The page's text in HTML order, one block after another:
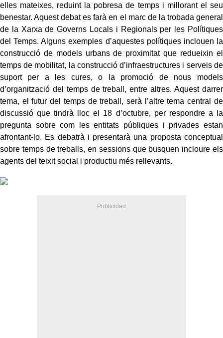
elles mateixes, reduint la pobresa de temps i millorant el seu
benestar. Aquest debat es farà en el marc de la trobada general
de la Xarxa de Governs Locals i Regionals per les Polítiques
del Temps. Alguns exemples d’aquestes polítiques inclouen la
construcció de models urbans de proximitat que redueixin el
temps de mobilitat, la construcció d’infraestructures i serveis de
suport per a les cures, o la promoció de nous models
d’organització del temps de treball, entre altres. Aquest darrer
tema, el futur del temps de treball, serà l’altre tema central de
discussió que tindrà lloc el 18 d’octubre, per respondre a la
pregunta sobre com les entitats públiques i privades estan
afrontant-lo. Es debatrà i presentarà una proposta conceptual
sobre temps de treballs, en sessions que busquen incloure els
agents del teixit social i productiu més rellevants.